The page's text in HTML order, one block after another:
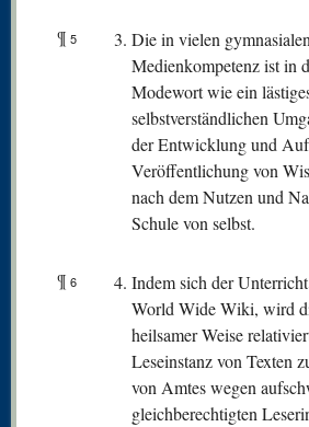
¶ 5
Die in vielen
Medienkompetenz ist in
Modewort wie ein
selbstverständlichen
der Entwicklung und
Veröffentlichung von
nach dem Nutzen und
Schule von selbst.
¶ 6
Indem sich der
World Wide Wiki, wird
heilsamer Weise
Leseinstanz von Texten
von Amtes wegen
gleichberechtigten